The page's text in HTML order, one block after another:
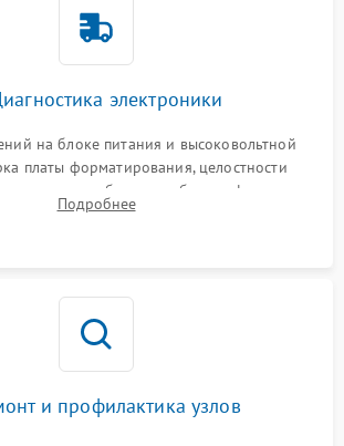
электроники
на блоке питания и высоковольтной
платы форматирования, целостности
сканера и работоспособности флажков и
(датчиков прохождения бумаги).
Подробнее
и профилактика узлов